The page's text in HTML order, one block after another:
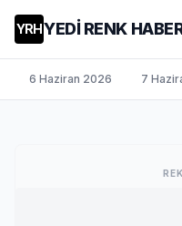
YRHYEDİ RENK
6 Haziran 2026 7